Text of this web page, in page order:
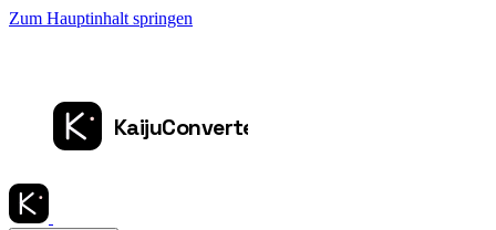
Zum Hauptinhalt springen